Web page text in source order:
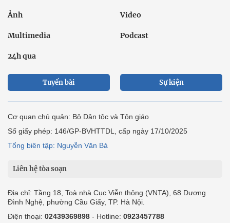
Ảnh Video
Multimedia Podcast
24h qua
Tuyến bài Sự kiện
Cơ quan chủ quản: Bộ Dân tộc và Tôn giáo
Số giấy phép: 146/GP-BVHTTDL, cấp ngày 17/10/2025
Tổng biên tập: Nguyễn Văn Bá
Liên hệ tòa soạn
Địa chỉ: Tầng 18, Toà nhà Cục Viễn thông (VNTA), 68 Dương
Đình Nghệ, phường Cầu Giấy, TP. Hà Nội.
Điện thoại: 02439369898 - Hotline: 0923457788